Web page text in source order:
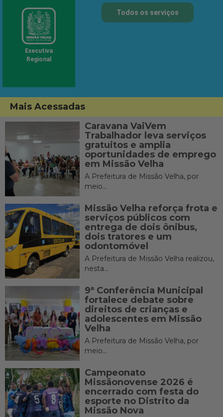
Executiva
Regional
Todos os serviços
Mais Acessadas
Caravana VaiVem
Trabalhador leva serviços
gratuitos e amplia
oportunidades de emprego
em Missão Velha
A Prefeitura de Missão Velha, por
meio...
Missão Velha reforça frota e
serviços públicos com
entrega de dois ônibus,
dois tratores e um
odontomóvel
A Prefeitura de Missão Velha realizou,
nesta...
9ª Conferência Municipal
fortalece debate sobre
direitos de crianças e
adolescentes em Missão
Velha
A Prefeitura de Missão Velha, por
meio...
Campeonato
Missãonovense 2026 é
encerrado com festa do
esporte no Distrito da
Missão Nova